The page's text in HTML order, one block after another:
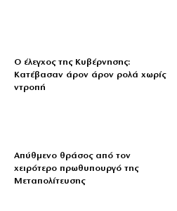
Ο έλεγχος της Κυβέρνησης:
Κατέβασαν άρον άρον ρολά χωρίς
ντροπή
Απύθμενο θράσος από τον
χειρότερο πρωθυπουργό της
Μεταπολίτευσης